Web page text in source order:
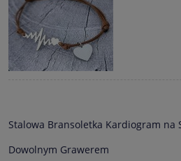
Stalowa Bransoletka Kardiogram na
Dowolnym Grawerem